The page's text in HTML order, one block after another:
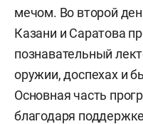
мечом. Во второй
Казани и Саратова
познавательный
оружии, доспехах и
Основная часть
благодаря